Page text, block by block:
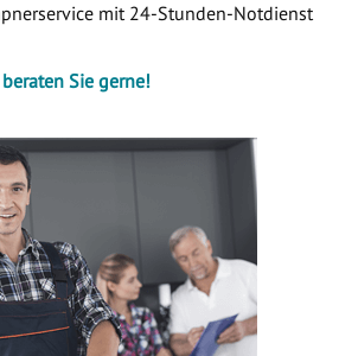
mit 24-Stunden-Notdienst
Sie gerne!